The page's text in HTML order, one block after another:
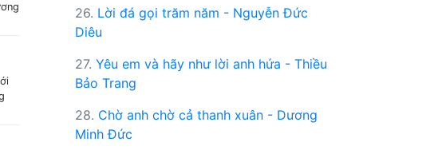
26. Lời đá gọi trăm năm - Nguyễn Đức
Diêu
27. Yêu em và hãy như lời anh hứa - Thiều
Bảo Trang
28. Chờ anh chờ cả thanh xuân - Dương
Minh Đức